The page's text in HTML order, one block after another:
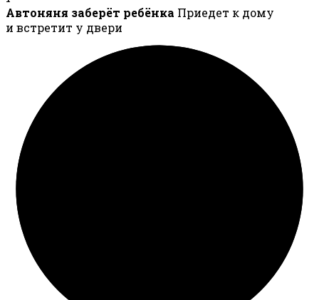
Автоняня заберёт ребёнка Приедет к дому
и встретит у двери